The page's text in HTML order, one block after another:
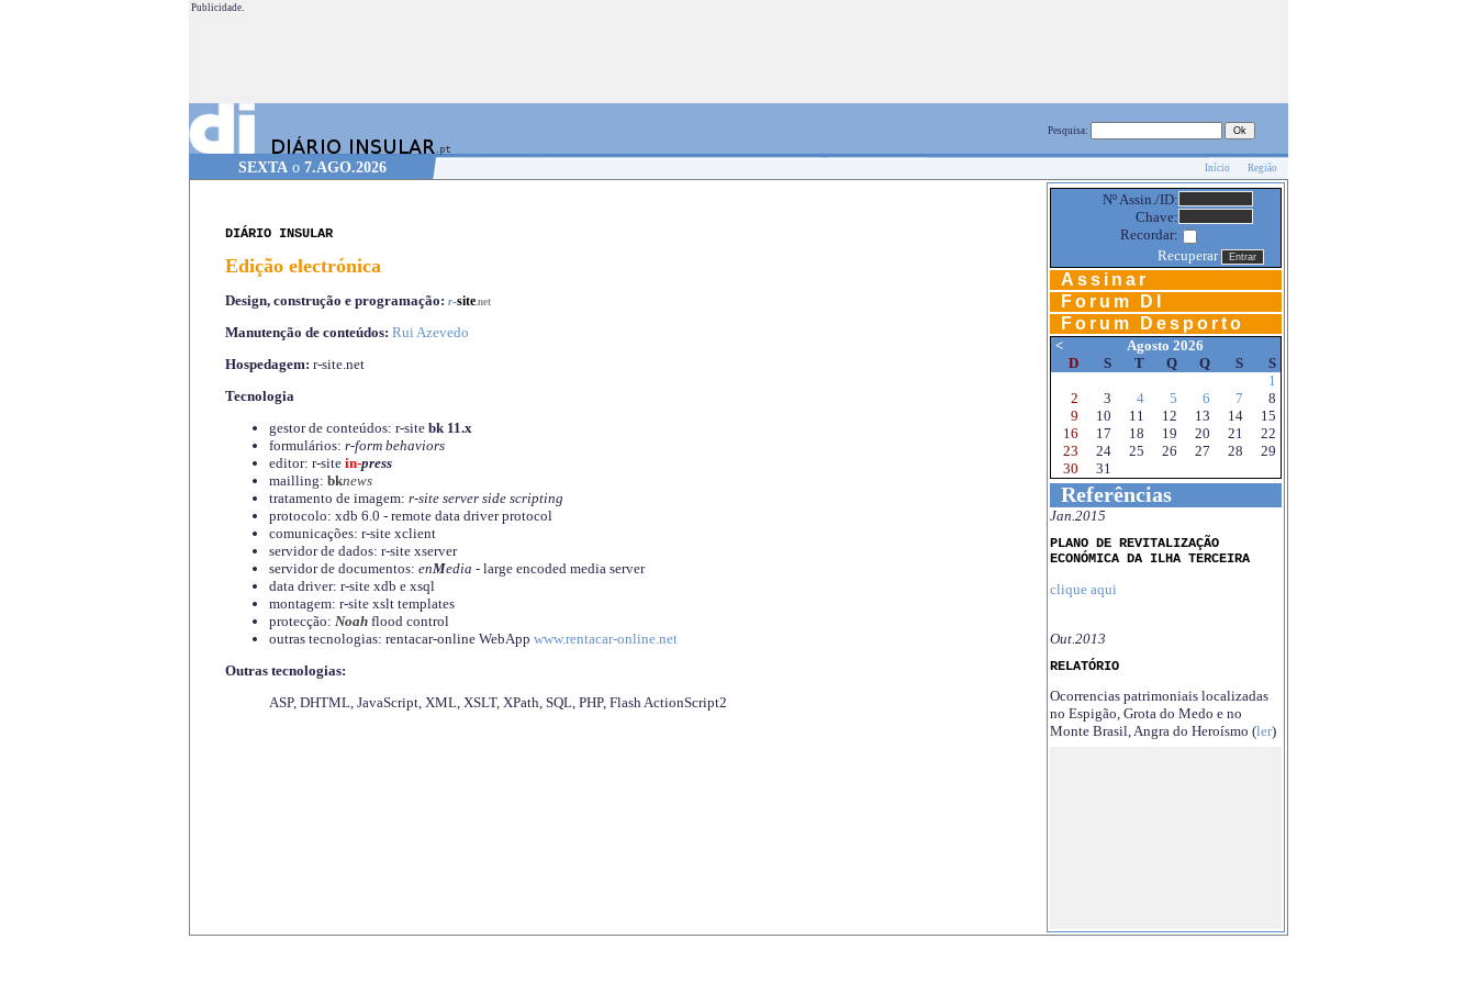
Publicidade.
Pesquisa:
SEXTAo 7.AGO.2026 Início Região
DIÁRIO INSULAR
Edição electrónica
Design, construção e programação: r-site.net
Manutenção de conteúdos: Rui Azevedo
Hospedagem: r-site.net
Tecnologia
gestor de conteúdos: r-site bk 11.x
formulários: r-form behaviors
editor: r-site in-press
mailling: bknews
tratamento de imagem: r-site server side scripting
protocolo: xdb 6.0 - remote data driver protocol
comunicações: r-site xclient
servidor de dados: r-site xserver
servidor de documentos: enMedia - large encoded media server
data driver: r-site xdb e xsql
montagem: r-site xslt templates
protecção: Noahflood control
outras tecnologias: rentacar-online WebApp www.rentacar-online.net
Outras tecnologias:
ASP, DHTML, JavaScript, XML, XSLT, XPath, SQL, PHP, Flash ActionScript2
Nº Assin./ID:
Chave:
Recordar:
Recuperar
Assinar
Forum DI
Forum Desporto
<
Agosto 2026
D
S T Q Q S
S
1
2
3 4 5 6 7
8
9
10 11 12 13 14
15
16
17 18 19 20 21
22
23
24 25 26 27 28
29
30
31
Referências
Jan.2015
PLANO DE REVITALIZAÇÃO
ECONÓMICA DA ILHA TERCEIRA
clique aqui
Out.2013
RELATÓRIO
Ocorrencias patrimoniais localizadas
no Espigão, Grota do Medo e no
Monte Brasil, Angra do Heroísmo (ler)